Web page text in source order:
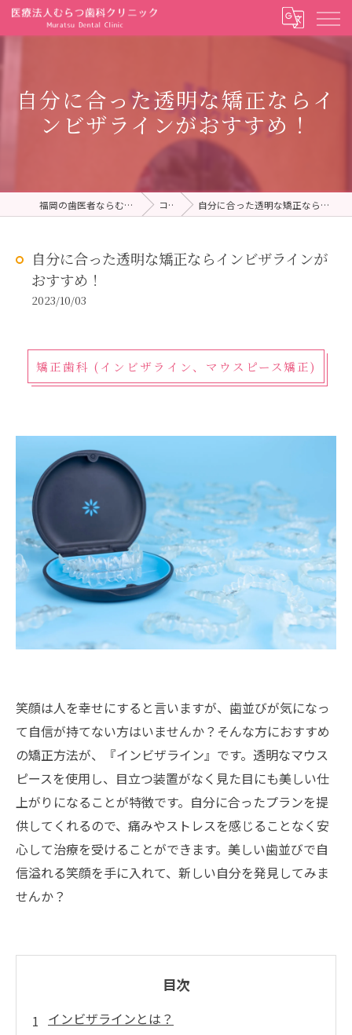
自分に合った透明な矯正ならイ
ンビザラインがおすすめ！
福岡の歯医者ならむらつ歯科クリニック コラム 自分に合った透明な矯正ならインビザラインがおすすめ！
自分に合った透明な矯正ならインビザラインが
おすすめ！
2023/10/03
矯正歯科 (インビザライン、マウスピース矯正)
笑顔は人を幸せにすると言いますが、歯並びが気になっ
て自信が持てない方はいませんか？そんな方におすすめ
の矯正方法が、『インビザライン』です。透明なマウス
ピースを使用し、目立つ装置がなく見た目にも美しい仕
上がりになることが特徴です。自分に合ったプランを提
供してくれるので、痛みやストレスを感じることなく安
心して治療を受けることができます。美しい歯並びで自
信溢れる笑顔を手に入れて、新しい自分を発見してみま
せんか？
目次
インビザラインとは？